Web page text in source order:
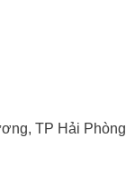
TP Hải Phòng